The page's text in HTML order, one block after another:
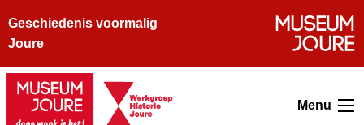
Geschiedenis voormalig
Joure
Menu